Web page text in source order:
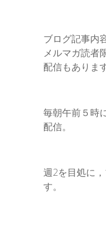
ブログ記事内
メルマガ読者
配信もあります
毎朝午前５時
配信。
週2を目処に
す。